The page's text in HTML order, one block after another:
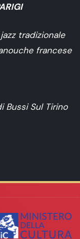
tradizionale
francese
Bussi Sul Tirino